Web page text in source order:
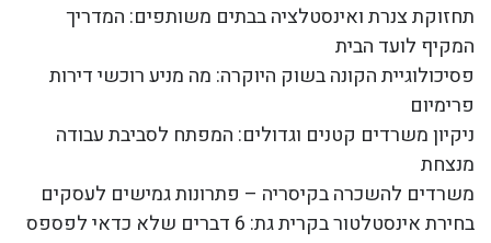
תחזוקת צנרת ואינסטלציה בבתים משותפים: המדריך
המקיף לועד הבית
פסיכולוגיית הקונה בשוק היוקרה: מה מניע רוכשי דירות
פרימיום
ניקיון משרדים קטנים וגדולים: המפתח לסביבת עבודה
מנצחת
משרדים להשכרה בקיסריה – פתרונות גמישים לעסקים
בחירת אינסטלטור בקרית גת: 6 דברים שלא כדאי לפספס